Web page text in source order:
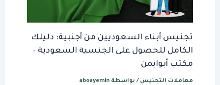
تجنيس أبناء السعوديين من أجنبية: دليلك
الكامل للحصول على الجنسية السعودية –
مكتب أبوايمن
معاملات التجنيس / بواسطة aboayemin